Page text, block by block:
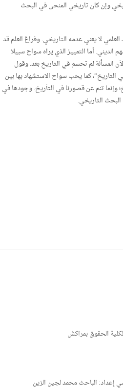
وإن كان تاريخي المنحى في البحث
لا يعني عدمه التاريخي. وفراغ العلم قد
الديني. أما التمييز الذي يراه سواح سبيلا
المسألة لم تحسم في التاريخ بعد. وقول
التاريخ”، كما يحب سواح الاستشهاد بها بين
وإنما تنم عن قصورنا في التأريخ. وجودها في
التاريخي.
الحقوق بمراكش
إعداد: الباحث محمد لجين الزين